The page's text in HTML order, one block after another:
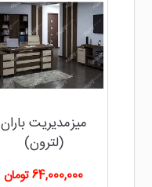
میزمدیریت باران
(لترون)
64,000,000 تومان